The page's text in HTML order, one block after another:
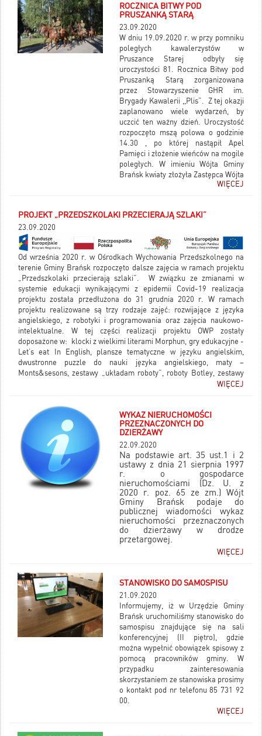
ROCZNICA BITWY POD
PRUSZANKĄ STARĄ
23.09.2020
W dniu 19.09.2020 r. w przy pomniku
poległych kawalerzystów w
Pruszance Starej odbyły się
uroczystości 81. Rocznica Bitwy pod
Pruszanką Starą zorganizowana
przez Stowarzyszenie GHR im.
Brygady Kawalerii ,,Plis”. Z tej okazji
zaplanowano wiele wydarzeń, by
uczcić ten ważny dzień. Uroczystość
rozpoczęto mszą polowa o godzinie
14.30 , po której nastąpił Apel
Pamięci i złożenie wieńców na mogile
poległych. W imieniu Wójta Gminy
Brańsk kwiaty złożyła Zastępca Wójta
WIĘCEJ
PROJEKT „PRZEDSZKOLAKI PRZECIERAJĄ SZLAKI”
23.09.2020
Od września 2020 r. w Ośrodkach Wychowania Przedszkolnego na
terenie Gminy Brańsk rozpoczęto dalsze zajęcia w ramach projektu
„Przedszkolaki przecierają szlaki”. W związku ze zmianami w
systemie edukacji wynikającymi z epidemii Covid-19 realizacja
projektu została przedłużona do 31 grudnia 2020 r. W ramach
projektu realizowane są trzy rodzaje zajęć: rozwijające z języka
angielskiego, z robotyki i programowania oraz zajęcia naukowo-
intelektualne. W tej części realizacji projektu OWP zostały
doposażone w: klocki z wielkimi literami Morphun, gry edukacyjne -
Let’s eat In English, plansze tematyczne w języku angielskim,
dwustronne puzzle do nauki języka angielskiego, maty –
Monts&sesons, zestawy „układam roboty”, roboty Botley, zestawy
do kodowania – „programuj z myszką” oraz zestawy „zjawiska
Europejskiego Funduszu Społecznego.
WIĘCEJ
WYKAZ NIERUCHOMOŚCI
PRZEZNACZONYCH DO
DZIERŻAWY
22.09.2020
Na podstawie art. 35 ust.1 i 2
ustawy z dnia 21 sierpnia 1997
r. o gospodarce
nieruchomościami (Dz. U. z
2020 r. poz. 65 ze zm.) Wójt
Gminy Brańsk podaje do
publicznej wiadomości wykaz
nieruchomości przeznaczonych
do dzierżawy w drodze
przetargowej.
WIĘCEJ
STANOWISKO DO SAMOSPISU
21.09.2020
Informujemy, iż w Urzędzie Gminy
Brańsk uruchomiliśmy stanowisko do
samospisu znajdujące się na sali
konferencyjnej (II piętro), gdzie
można wypełnić obowiązek spisowy z
pomocą pracowników gminy. W
przypadku zainteresowania
skorzystaniem ze stanowiska prosimy
o kontakt pod nr telefonu 85 731 92
00.
WIĘCEJ